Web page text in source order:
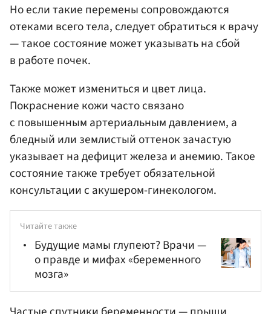
Но если такие перемены сопровождаются
отеками всего тела, следует обратиться к врачу
— такое состояние может указывать на сбой
в работе почек.
Также может измениться и цвет лица.
Покраснение кожи часто связано
с повышенным артериальным давлением, а
бледный или землистый оттенок зачастую
указывает на дефицит железа и анемию. Такое
состояние также требует обязательной
консультации с акушером-гинекологом.
Читайте также
Будущие мамы глупеют? Врачи —
о правде и мифах «беременного
мозга»